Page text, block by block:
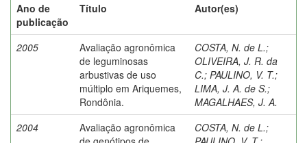
Ano de
publicação
Título Autor(es)
2005
Avaliação agronômica
de leguminosas
arbustivas de uso
múltiplo em Ariquemes,
Rondônia.
COSTA, N. de L.;
OLIVEIRA, J. R. da
C.; PAULINO, V. T.;
LIMA, J. A. de S.;
MAGALHAES, J. A.
2004
Avaliação agronômica
COSTA, N. de L.;